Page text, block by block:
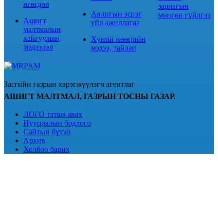
өгөгдөл
Ашигт
малтмалын
хайгуулын
мэдээлэл
Авлигын эсрэг
үйл ажиллагаа
Хүний нөөцийн
мэдээ, тайлан
зарлагын
мөнгөн гүйлгээ
Засгийн газрын хэрэгжүүлэгч агентлаг
АШИГТ МАЛТМАЛ, ГАЗРЫН ТОСНЫ ГАЗАР.
ЛОГО татаж авах
Нууцлалын бодлого
Сайтын бүтэц
Архив
Холбоо барих